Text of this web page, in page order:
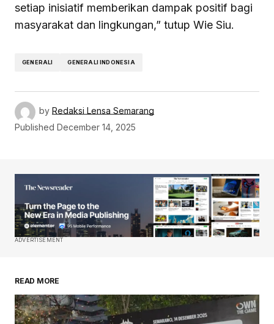
setiap inisiatif memberikan dampak positif bagi
masyarakat dan lingkungan,” tutup Wie Siu.
GENERALI GENERALI INDONESIA
by Redaksi Lensa Semarang
Published December 14, 2025
ADVERTISEMENT
READ MORE